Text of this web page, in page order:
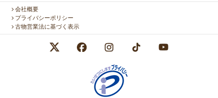
会社概要
プライバシーポリシー
古物営業法に基づく表示